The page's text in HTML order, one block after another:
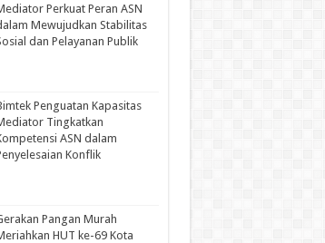
Perkuat Peran ASN
Mewujudkan Stabilitas
dan Pelayanan Publik
Penguatan Kapasitas
Tingkatkan
ASN dalam
Konflik
Pangan Murah
HUT ke-69 Kota